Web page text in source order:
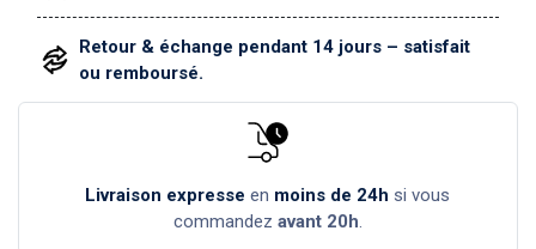
Retour & échange pendant 14 jours – satisfait
ou remboursé.
Livraison expresse en moins de 24h si vous
commandez avant 20h.